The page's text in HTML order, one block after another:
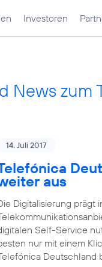
Investoren
News zum
14. Juli 2017
aus
Digitalisierung prägt
Self-Service
nur mit einem
Deutschland